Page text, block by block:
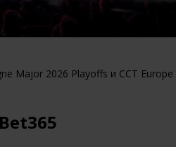
Major 2026 Playoffs и CCT Europe